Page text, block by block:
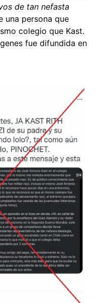
de tan nefasta
una persona que
colegio que Kast.
fue difundida en